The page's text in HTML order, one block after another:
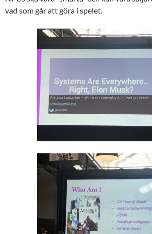
vad som går att göra i spelet.